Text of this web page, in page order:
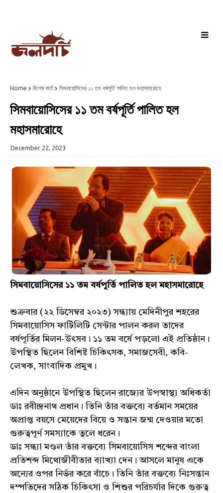
Home বিশেষ বার্তা সিমবায়োসিসের ১১ তম বর্ষপূর্তি পালিত হল মহাসমারোহে
সিমবায়োসিসের ১১ তম বর্ষপূর্তি পালিত হল
মহাসমারোহে
December 22, 2023
সিমবায়োসিসের ১১ তম বর্ষপূর্তি পালিত হল মহাসমারোহে
শুক্রবার (২২ ডিসেম্বর ২০২৩) সন্ধ্যায় মেদিনীপুর শহরের
সিমবায়োসিস ফার্টিলিটি সেন্টার পালন করল তাদের
বর্ষপূর্তির মিলন-উৎসব। ১১ তম বর্ষে পড়লো এই প্রতিষ্ঠান।
উপস্থিত ছিলেন বিশিষ্ট চিকিৎসক, সমাজসেবী, কবি-
লেখক, সাংবাদিক প্রমুখ।
এদিন অনুষ্ঠানে উপস্থিত ছিলেন রাজ্যের উপস্বাস্থ্য অধিকর্তা
ডাঃ রবীন্দ্রনাথ প্রধান। তিনি তাঁর বক্তব্যে বর্তমান সময়ের
অপ্রাপ্ত বয়সে মেয়েদের বিয়ে ও সন্তান জন্ম দেওয়ার মতো
গুরুত্বপূর্ণ সমস্যাকে তুলে ধরেন।
ডাঃ সন্ধ্যা মণ্ডল তাঁর বক্তব্যে সিমবায়োসিস শব্দের বাংলা
প্রতিশব্দ মিথোজীবীতার ব্যাখ্যা দেন। আসলে মানুষ একে
অন্যের ওপর নির্ভর করে বাঁচে। তিনি তাঁর বক্তব্যে নিঃসন্তান
দম্পতিদের সঠিক চিকিৎসা ও শিশুর পরিচর্যার দিকে গুরুত্ব